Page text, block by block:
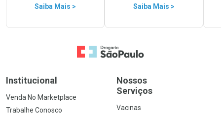
Saiba Mais > Saiba Mais >
Ir para a Home
Institucional
Venda No Marketplace
Trabalhe Conosco
Nossos
Serviços
Vacinas